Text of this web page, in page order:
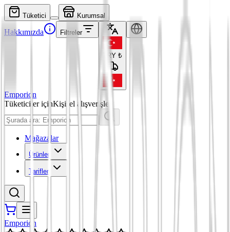
Tüketici Kurumsal
Hakkımızda Filtreler
TRY ₺
Emporion
Tüketiciler içinKişisel alışverişler
Mağazalar
Ürünler
Tarifler
Emporion